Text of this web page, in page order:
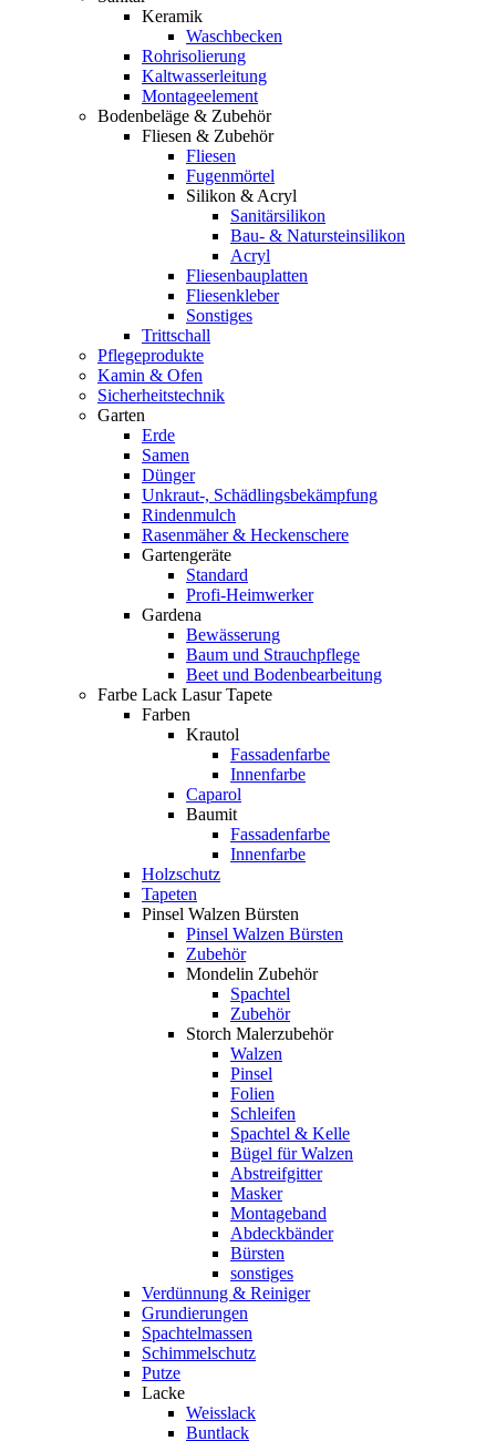
Keramik
Waschbecken
Rohrisolierung
Kaltwasserleitung
Montageelement
Bodenbeläge & Zubehör
Fliesen & Zubehör
Fliesen
Fugenmörtel
Silikon & Acryl
Sanitärsilikon
Bau- & Natursteinsilikon
Acryl
Fliesenbauplatten
Fliesenkleber
Sonstiges
Trittschall
Pflegeprodukte
Kamin & Ofen
Sicherheitstechnik
Garten
Erde
Samen
Dünger
Unkraut-, Schädlingsbekämpfung
Rindenmulch
Rasenmäher & Heckenschere
Gartengeräte
Standard
Profi-Heimwerker
Gardena
Bewässerung
Baum und Strauchpflege
Beet und Bodenbearbeitung
Farbe Lack Lasur Tapete
Farben
Krautol
Fassadenfarbe
Innenfarbe
Caparol
Baumit
Fassadenfarbe
Innenfarbe
Holzschutz
Tapeten
Pinsel Walzen Bürsten
Pinsel Walzen Bürsten
Zubehör
Mondelin Zubehör
Spachtel
Zubehör
Storch Malerzubehör
Walzen
Pinsel
Folien
Schleifen
Spachtel & Kelle
Bügel für Walzen
Abstreifgitter
Masker
Montageband
Abdeckbänder
Bürsten
sonstiges
Verdünnung & Reiniger
Grundierungen
Spachtelmassen
Schimmelschutz
Putze
Lacke
Weisslack
Buntlack